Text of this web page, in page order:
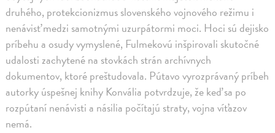
druhého, protekcionizmus slovenského vojnového režimu i
nenávisť medzi samotnými uzurpátormi moci. Hoci sú dejisko
príbehu a osudy vymyslené, Fulmekovú inšpirovali skutočné
udalosti zachytené na stovkách strán archívnych
dokumentov, ktoré preštudovala. Pútavo vyrozprávaný príbeh
autorky úspešnej knihy Konvália potvrdzuje, že keď sa po
rozpútaní nenávisti a násilia počítajú straty, vojna víťazov
nemá.